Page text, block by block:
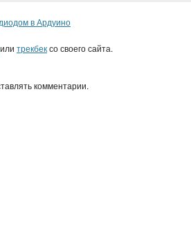
в Ардуино
или трекбексо своего сайта.
комментарии.